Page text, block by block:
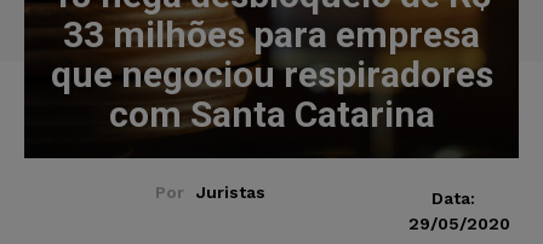
33 milhões para empresa
que negociou respiradores
com Santa Catarina
Por Juristas
Data:
29/05/2020